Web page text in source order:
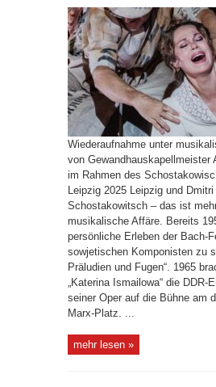
Wiederaufnahme unter
von Gewandhauskapellmeister
im Rahmen des
Leipzig 2025 Leipzig und Dmitri
Schostakowitsch – das ist
musikalische Affäre. Bereits
persönliche Erleben der Bach-
sowjetischen Komponisten zu
Präludien und Fugen“. 1965
„Katerina Ismailowa“ die DDR-
seiner Oper auf die Bühne am
Marx-Platz. ...
mehr lesen »